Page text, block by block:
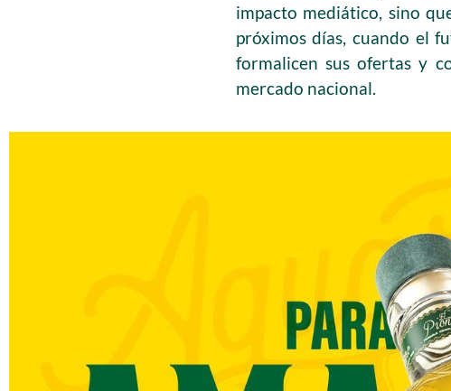
impacto mediático, sino
próximos días, cuando el
formalicen sus ofertas y
mercado nacional.